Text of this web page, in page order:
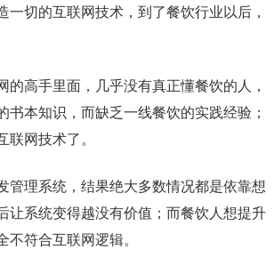
切的互联网技术，到了餐饮行业以后，
高手里面，几乎没有真正懂餐饮的人，
本知识，而缺乏一线餐饮的实践经验；
网技术了。
理系统，结果绝大多数情况都是依靠想
让系统变得越没有价值；而餐饮人想提升
符合互联网逻辑。